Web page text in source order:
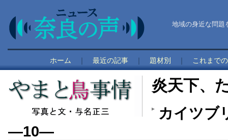
地域の身近な問題
ホーム 最近の記事 題材別 これまで
炎天下、
カイツ
―10―